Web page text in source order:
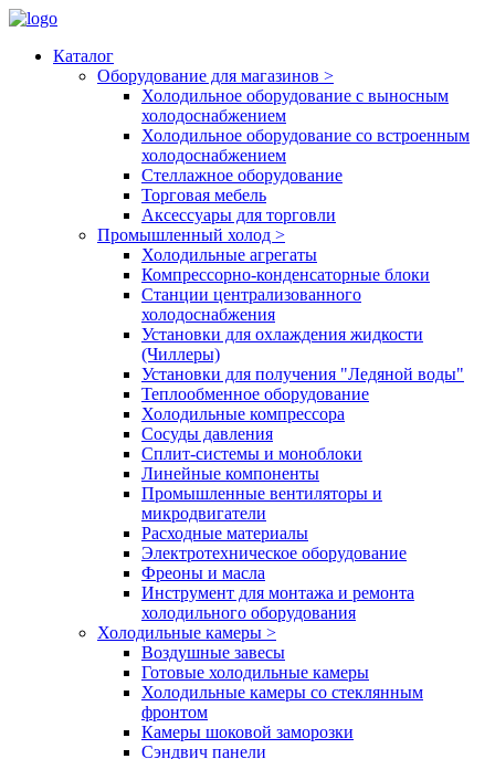
Каталог
Оборудование для магазинов >
Холодильное оборудование с выносным
холодоснабжением
Холодильное оборудование со встроенным
холодоснабжением
Стеллажное оборудование
Торговая мебель
Аксессуары для торговли
Промышленный холод >
Холодильные агрегаты
Компрессорно-конденсаторные блоки
Станции централизованного
холодоснабжения
Установки для охлаждения жидкости
(Чиллеры)
Установки для получения "Ледяной воды"
Теплообменное оборудование
Холодильные компрессора
Сосуды давления
Cплит-системы и моноблоки
Линейные компоненты
Промышленные вентиляторы и
микродвигатели
Расходные материалы
Электротехническое оборудование
Фреоны и масла
Инструмент для монтажа и ремонта
холодильного оборудования
Холодильные камеры >
Воздушные завесы
Готовые холодильные камеры
Холодильные камеры со стеклянным
фронтом
Камеры шоковой заморозки
Сэндвич панели